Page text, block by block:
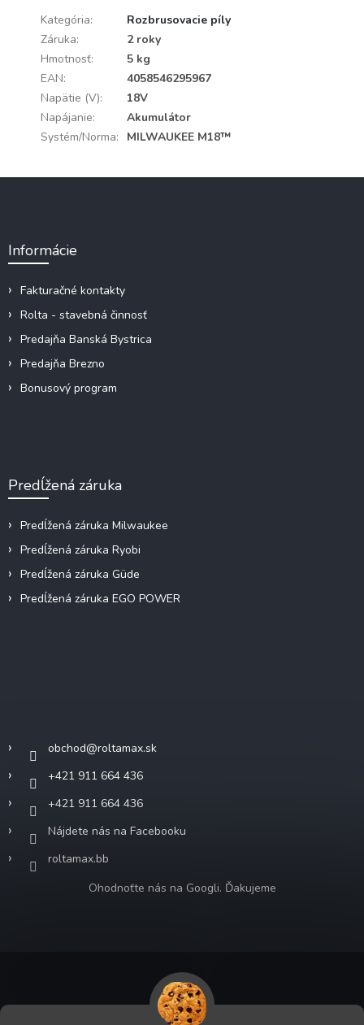
Kategória:
Rozbrusovacie píly
Záruka:
2 roky
Hmotnosť:
5 kg
EAN:
4058546295967
Napätie (V):
18V
Napájanie:
Akumulátor
Systém/Norma: MILWAUKEE M18™
Informácie
Fakturačné kontakty
Rolta - stavebná činnosť
Predajňa Banská Bystrica
Predajňa Brezno
Bonusový program
Predĺžená záruka
Predĺžená záruka Milwaukee
Predĺžená záruka Ryobi
Predĺžená záruka Güde
Predĺžená záruka EGO POWER
obchod@roltamax.sk
+421 911 664 436
+421 911 664 436
Nájdete nás na Facebooku
roltamax.bb
Ohodnoťte nás na Googli. Ďakujeme
ROLTA MAX s.r.o.. Všetky práva vyhradené.